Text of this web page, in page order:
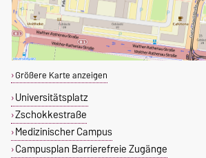
Größere Karte anzeigen
Universitätsplatz
Zschokkestraße
Medizinischer Campus
Campusplan Barrierefreie Zugänge